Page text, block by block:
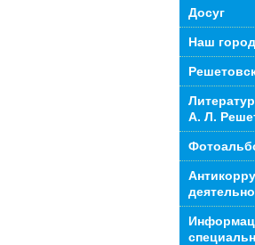
Досуг
Наш город
А. Л.